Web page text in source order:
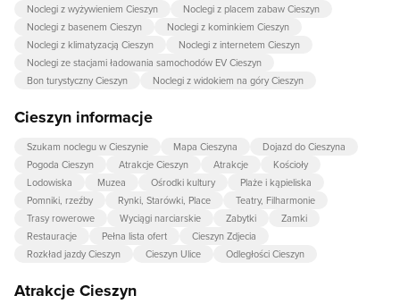
Noclegi z wyżywieniem Cieszyn
Noclegi z placem zabaw Cieszyn
Noclegi z basenem Cieszyn
Noclegi z kominkiem Cieszyn
Noclegi z klimatyzacją Cieszyn
Noclegi z internetem Cieszyn
Noclegi ze stacjami ładowania samochodów EV Cieszyn
Bon turystyczny Cieszyn
Noclegi z widokiem na góry Cieszyn
Cieszyn informacje
Szukam noclegu w Cieszynie Mapa Cieszyna
Dojazd do Cieszyna
Pogoda Cieszyn
Atrakcje Cieszyn Atrakcje
Kościoły
Lodowiska
Muzea Ośrodki kultury
Plaże i kąpieliska
Pomniki, rzeźby
Rynki, Starówki, Place
Teatry, Filharmonie
Trasy rowerowe
Wyciągi narciarskie Zabytki
Zamki
Restauracje
Pełna lista ofert
Cieszyn Zdjecia
Rozkład jazdy Cieszyn
Cieszyn Ulice Odległości Cieszyn
Atrakcje Cieszyn